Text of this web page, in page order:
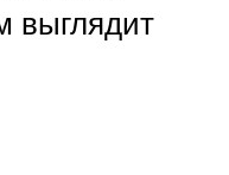
выглядит